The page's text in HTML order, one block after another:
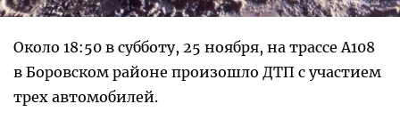
Около 18:50 в субботу, 25 ноября, на трассе А108
в Боровском районе произошло ДТП с участием
трех автомобилей.